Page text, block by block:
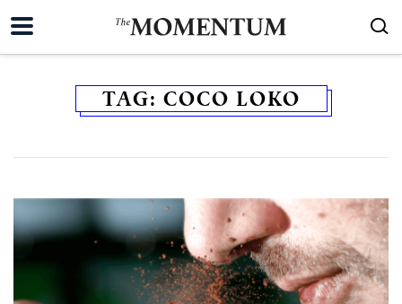
TAG: COCO LOKO